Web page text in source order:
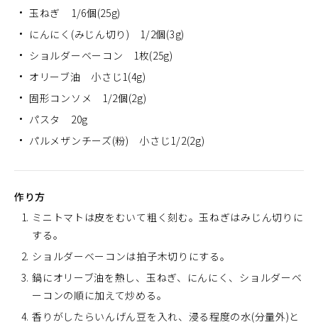
玉ねぎ 1/6個(25g)
にんにく(みじん切り) 1/2個(3g)
ショルダーベーコン 1枚(25g)
オリーブ油 小さじ1(4g)
固形コンソメ 1/2個(2g)
パスタ 20g
パルメザンチーズ(粉) 小さじ1/2(2g)
作り方
ミニトマトは皮をむいて粗く刻む。玉ねぎはみじん切りに
する。
ショルダーベーコンは拍子木切りにする。
鍋にオリーブ油を熱し、玉ねぎ、にんにく、ショルダーベ
ーコンの順に加えて炒める。
香りがしたらいんげん豆を入れ、浸る程度の水(分量外)と